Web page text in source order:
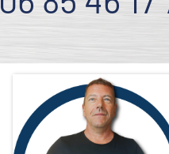
Voir
l'image
agrandie